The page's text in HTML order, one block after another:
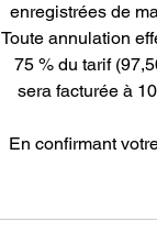
enregistrées de
Toute annulation
75 % du tarif
sera facturée à
En confirmant